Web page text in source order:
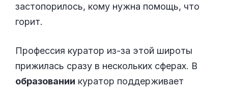
застопорилось, кому нужна помощь, что
горит.
Профессия куратор из-за этой широты
прижилась сразу в нескольких сферах. В
образовании куратор поддерживает